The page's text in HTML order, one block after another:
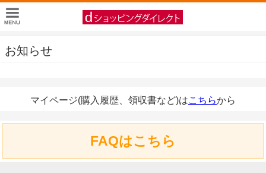
お知らせ
マイページ(購入履歴、領収書など)はこちらから
FAQはこちら